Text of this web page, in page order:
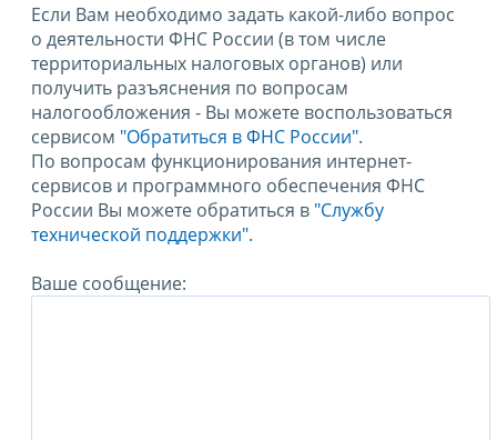
Если Вам необходимо задать какой-либо вопрос
о деятельности ФНС России (в том числе
территориальных налоговых органов) или
получить разъяснения по вопросам
налогообложения - Вы можете воспользоваться
сервисом "Обратиться в ФНС России".
По вопросам функционирования интернет-
сервисов и программного обеспечения ФНС
России Вы можете обратиться в "Службу
технической поддержки".
Ваше сообщение: